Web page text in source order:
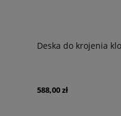
Deska do krojenia
588,00 zł